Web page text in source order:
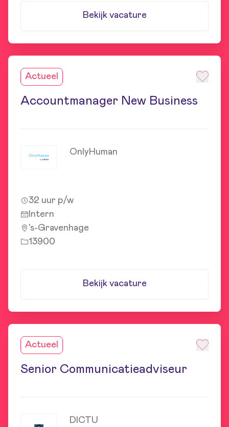
Bekijk vacature
Actueel
Accountmanager New Business
OnlyHuman
32 uur p/w
13900
Intern
's-Gravenhage
Bekijk vacature
Actueel
Senior Communicatieadviseur
DICTU